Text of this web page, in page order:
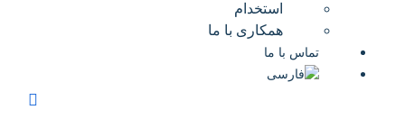
استخدام
همکاری با ما
تماس با ما